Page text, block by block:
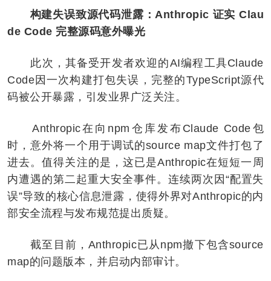
构建失误致源代码泄露：Anthropic 证实 Clau
de Code 完整源码意外曝光
此次，其备受开发者欢迎的AI编程工具Claude
Code因一次构建打包失误，完整的TypeScript源代
码被公开暴露，引发业界广泛关注。
Anthropic在向npm仓库发布Claude Code包
时，意外将一个用于调试的source map文件打包了
进去。值得关注的是，这已是Anthropic在短短一周
内遭遇的第二起重大安全事件。连续两次因“配置失
误”导致的核心信息泄露，使得外界对Anthropic的内
部安全流程与发布规范提出质疑。
截至目前，Anthropic已从npm撤下包含source
map的问题版本，并启动内部审计。